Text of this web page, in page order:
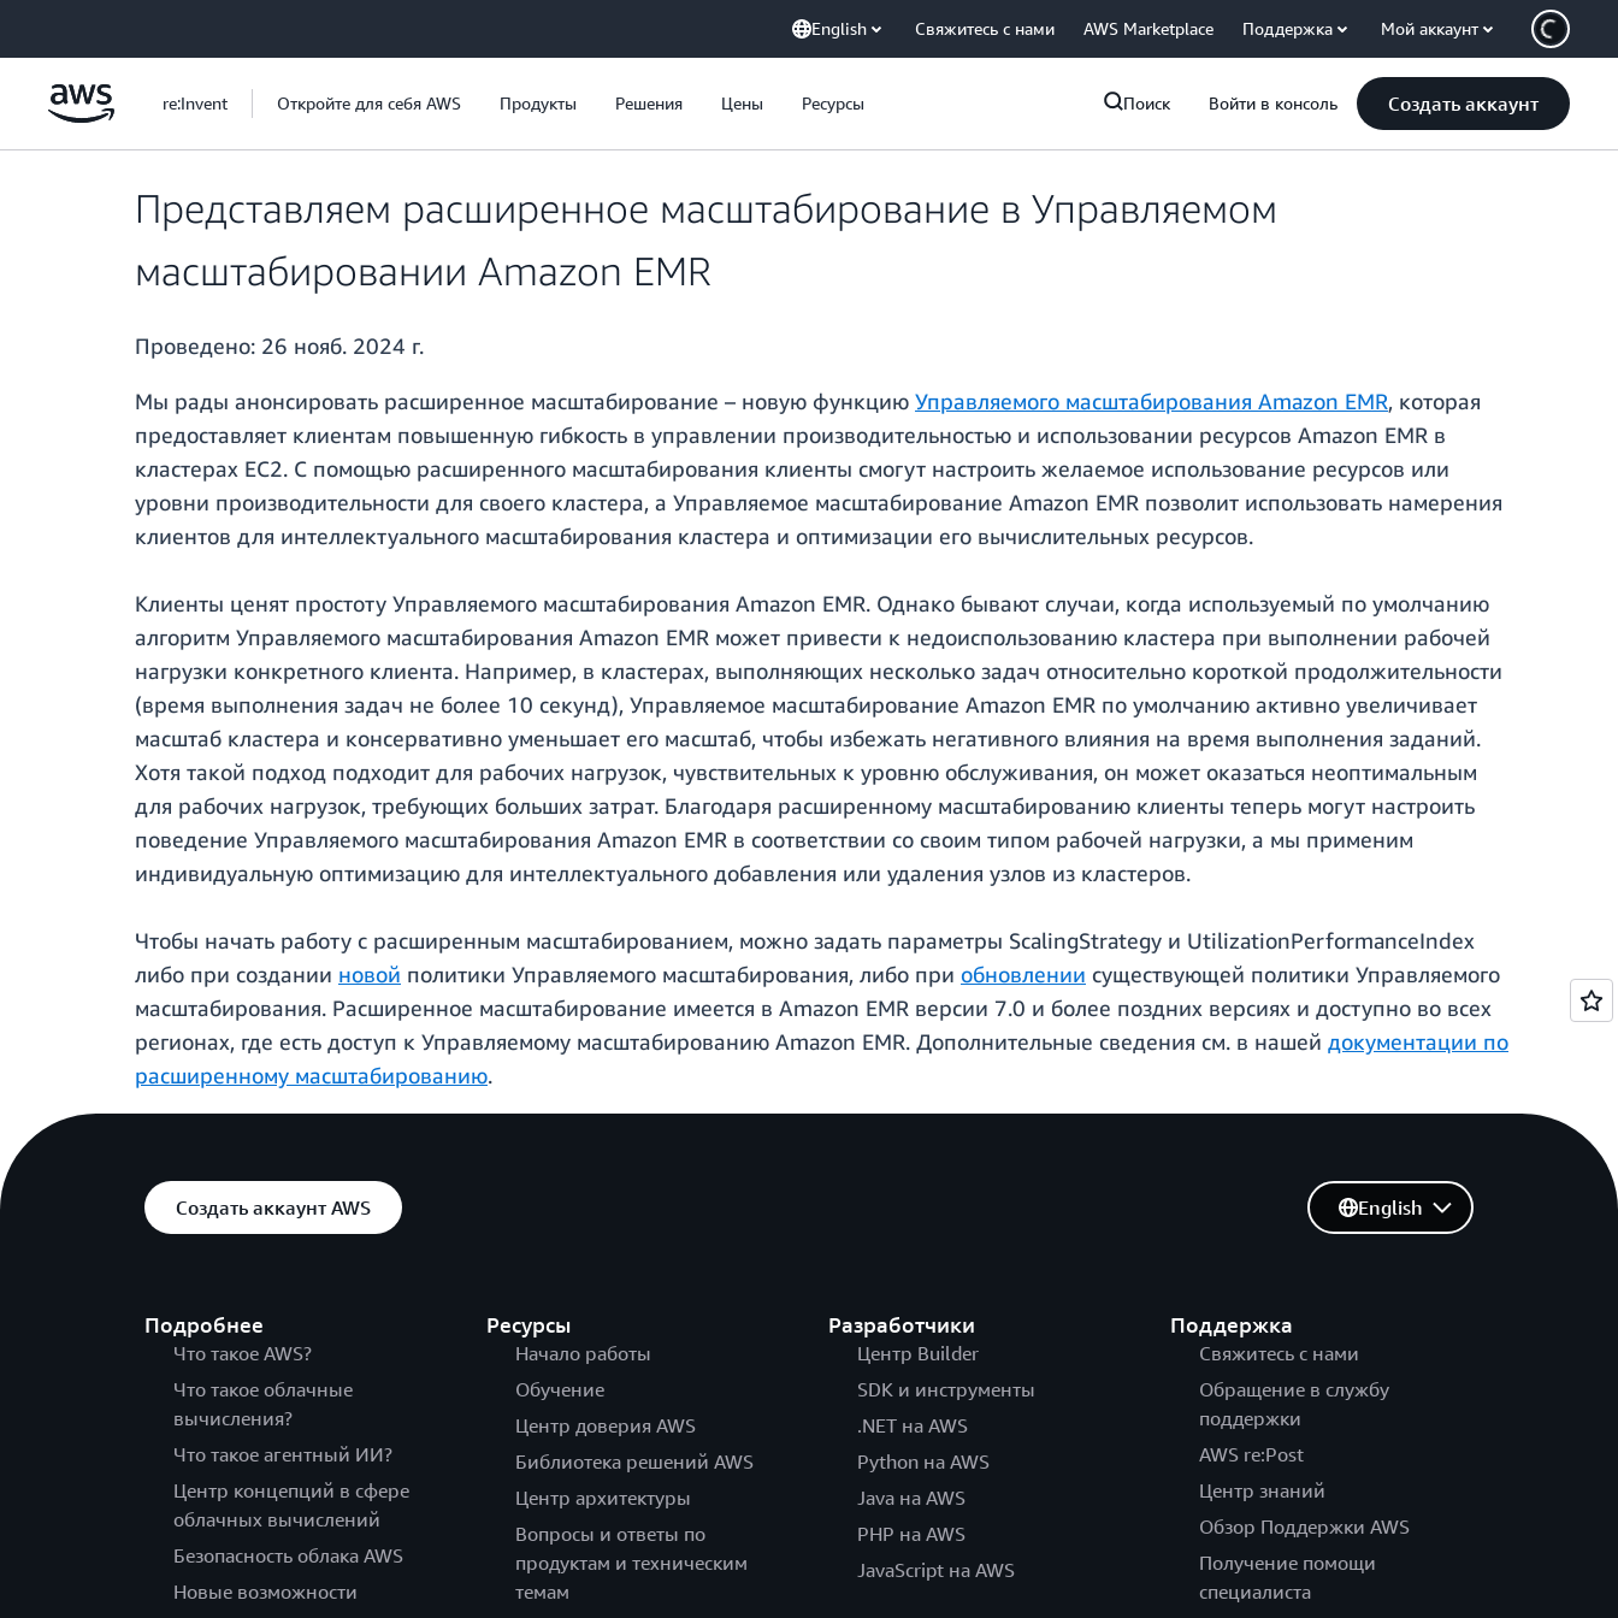
English Свяжитесь с нами AWS Marketplace Поддержка Мой аккаунт
re:Invent Откройте для себя AWS Продукты Решения Цены Ресурсы Поиск Войти в консоль Создать аккаунт
Представляем расширенное масштабирование в Управляемом
масштабировании Amazon EMR
Проведено: 26 нояб. 2024 г.
Мы рады анонсировать расширенное масштабирование – новую функцию Управляемого масштабирования Amazon EMR, которая
предоставляет клиентам повышенную гибкость в управлении производительностью и использовании ресурсов Amazon EMR в
кластерах EC2. С помощью расширенного масштабирования клиенты смогут настроить желаемое использование ресурсов или
уровни производительности для своего кластера, а Управляемое масштабирование Amazon EMR позволит использовать намерения
клиентов для интеллектуального масштабирования кластера и оптимизации его вычислительных ресурсов.
Клиенты ценят простоту Управляемого масштабирования Amazon EMR. Однако бывают случаи, когда используемый по умолчанию
алгоритм Управляемого масштабирования Amazon EMR может привести к недоиспользованию кластера при выполнении рабочей
нагрузки конкретного клиента. Например, в кластерах, выполняющих несколько задач относительно короткой продолжительности
(время выполнения задач не более 10 секунд), Управляемое масштабирование Amazon EMR по умолчанию активно увеличивает
масштаб кластера и консервативно уменьшает его масштаб, чтобы избежать негативного влияния на время выполнения заданий.
Хотя такой подход подходит для рабочих нагрузок, чувствительных к уровню обслуживания, он может оказаться неоптимальным
для рабочих нагрузок, требующих больших затрат. Благодаря расширенному масштабированию клиенты теперь могут настроить
поведение Управляемого масштабирования Amazon EMR в соответствии со своим типом рабочей нагрузки, а мы применим
индивидуальную оптимизацию для интеллектуального добавления или удаления узлов из кластеров.
Чтобы начать работу с расширенным масштабированием, можно задать параметры ScalingStrategy и UtilizationPerformanceIndex
либо при создании новой политики Управляемого масштабирования, либо при обновлении существующей политики Управляемого
масштабирования. Расширенное масштабирование имеется в Amazon EMR версии 7.0 и более поздних версиях и доступно во всех
регионах, где есть доступ к Управляемому масштабированию Amazon EMR. Дополнительные сведения см. в нашей документации по
расширенному масштабированию.
Создать аккаунт AWS
Подробнее
Что такое AWS?
Что такое облачные
вычисления?
Что такое агентный ИИ?
Центр концепций в сфере
облачных вычислений
Безопасность облака AWS
Новые возможности
Ресурсы
Начало работы
Обучение
Центр доверия AWS
Библиотека решений AWS
Центр архитектуры
Вопросы и ответы по
продуктам и техническим
темам
Разработчики
Центр Builder
SDK и инструменты
.NET на AWS
Python на AWS
Java на AWS
PHP на AWS
JavaScript на AWS
Поддержка
Свяжитесь с нами
Обращение в службу
поддержки
AWS re:Post
Центр знаний
Обзор Поддержки AWS
Получение помощи
специалиста
English